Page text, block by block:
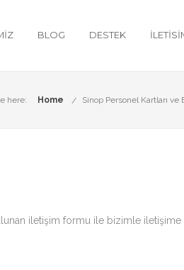
BLOG DESTEK
here: Home Sinop Personel Kartları ve
iletişim formu ile bizimle